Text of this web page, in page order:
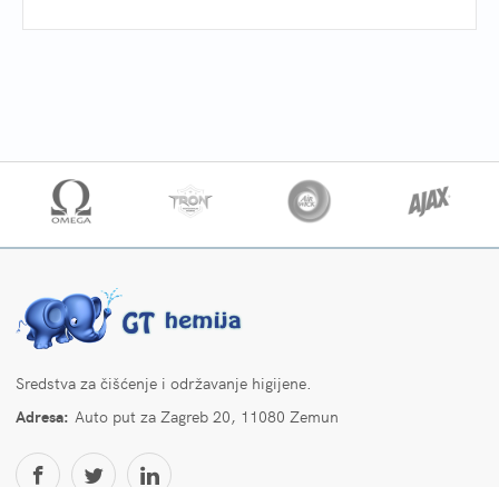
Sredstva za čišćenje i održavanje higijene.
Adresa: Auto put za Zagreb 20, 11080 Zemun